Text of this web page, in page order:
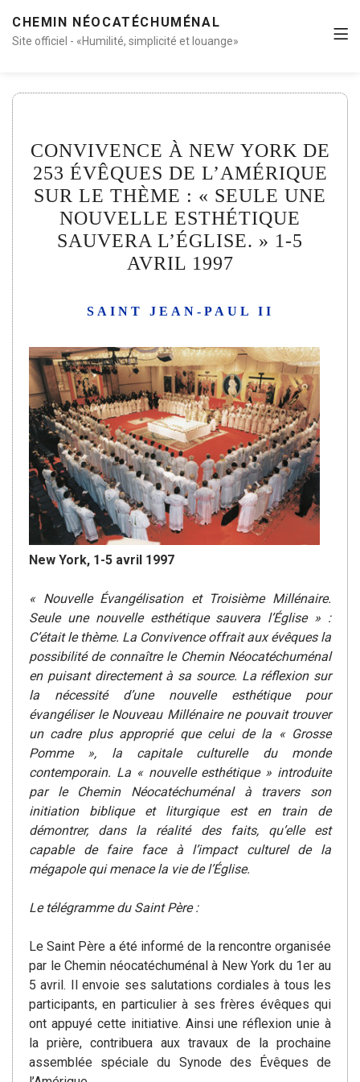
CHEMIN NÉOCATÉCHUMÉNAL
Site officiel - «Humilité, simplicité et louange»
CONVIVENCE À NEW YORK DE
253 ÉVÊQUES DE L’AMÉRIQUE
SUR LE THÈME : « SEULE UNE
NOUVELLE ESTHÉTIQUE
SAUVERA L’ÉGLISE. » 1-5
AVRIL 1997
SAINT JEAN-PAUL II
New York, 1-5 avril 1997
« Nouvelle Évangélisation et Troisième Millénaire.
Seule une nouvelle esthétique sauvera l’Église » :
C’était le thème. La Convivence offrait aux évêques la
possibilité de connaître le Chemin Néocatéchuménal
en puisant directement à sa source. La réflexion sur
la nécessité d’une nouvelle esthétique pour
évangéliser le Nouveau Millénaire ne pouvait trouver
un cadre plus approprié que celui de la « Grosse
Pomme », la capitale culturelle du monde
contemporain. La « nouvelle esthétique » introduite
par le Chemin Néocatéchuménal à travers son
initiation biblique et liturgique est en train de
démontrer, dans la réalité des faits, qu’elle est
capable de faire face à l’impact culturel de la
mégapole qui menace la vie de l’Église.
Le télégramme du Saint Père :
Le Saint Père a été informé de la rencontre organisée
par le Chemin néocatéchuménal à New York du 1er au
5 avril. Il envoie ses salutations cordiales à tous les
participants, en particulier à ses frères évêques qui
ont appuyé cette initiative. Ainsi une réflexion unie à
la prière, contribuera aux travaux de la prochaine
assemblée spéciale du Synode des Évêques de